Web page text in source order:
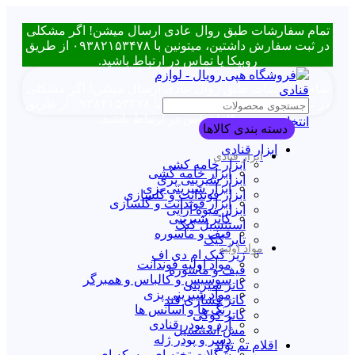
تمام سفارشات طبق روال عادی ارسال میشن! اگر مشکلی
در ثبت سفارش داشتین، میتونین با ۰۹۳۸۲۱۵۳۴۷۸ از طریق
روبیکا یا تماس در ارتباط باشید.
تمام سفارشات طبق روال عادی ارسال میشن! اگر مشکلی
روبیکا یا تماس در ارتباط باشید.انتخاب دسته بندی
ابزار قنادی
ابزار خامه کشی
ابزار شیرینی پزی
ابزار فوندانت و گلسازی
ابزار میوه آرایی
استنسیل کیک
تاپر کیک
زیر کیک ام دی اف
قیف و ماسوره
کاتر شیرینی
کاتر فشاری قند
کاتر کوکی
مش استنسیل
اقلام تم تولد
دسته بندی کالاها
ابزار قنادی
ابزار خامه کشی
ابزار شیرینی پزی
ابزار فوندانت و گلسازی
کاتر شیرینی
قیف و ماسوره
مواد اولیه
مواد اولیه فوندانت
سوسیس و کالباس و همبرگر
مواد شیرینی پزی
رنگ ها و اسانس ها
آرد و پودر قنادی
دسر و پودر ژله